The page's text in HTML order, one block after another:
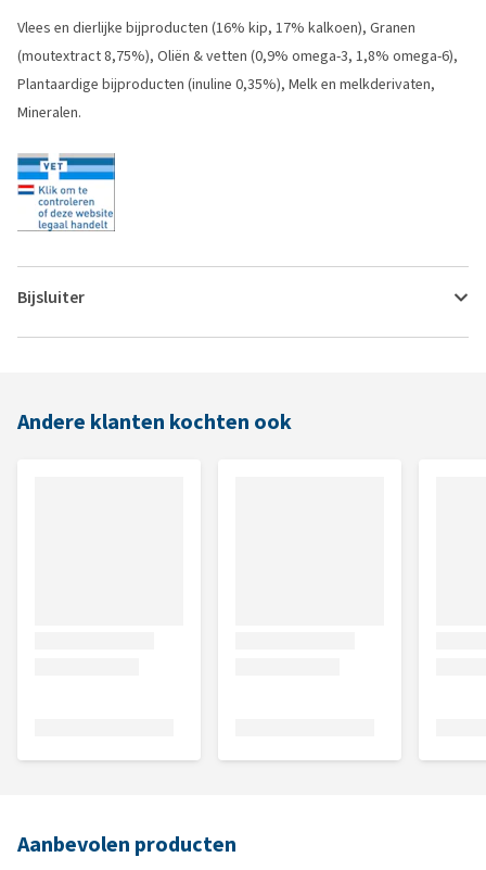
Vlees en dierlijke bijproducten (16% kip, 17% kalkoen), Granen
(moutextract 8,75%), Oliën & vetten (0,9% omega-3, 1,8% omega-6),
Plantaardige bijproducten (inuline 0,35%), Melk en melkderivaten,
Mineralen.
Bijsluiter
Andere klanten kochten ook
Aanbevolen producten